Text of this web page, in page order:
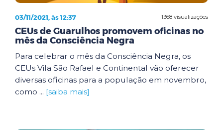
1368 visualizações
03/11/2021, às 12:37
CEUs de Guarulhos promovem oficinas no
mês da Consciência Negra
Para celebrar o mês da Consciência Negra, os
CEUs Vila São Rafael e Continental vão oferecer
diversas oficinas para a população em novembro,
como ... [saiba mais]